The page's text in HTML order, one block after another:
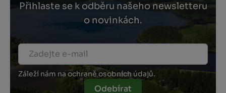
Přihlaste se k odběru našeho newsletteru
o novinkách.
Záleží nám na ochraně osobních údajů.
Odebírat